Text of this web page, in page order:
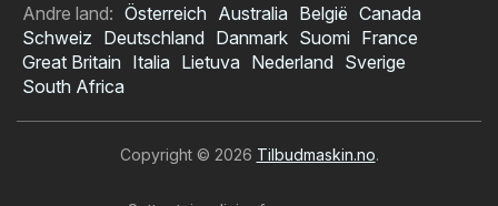
Andre land: Österreich Australia België Canada
Schweiz Deutschland Danmark Suomi France
Great Britain Italia Lietuva Nederland Sverige
South Africa
Copyright © 2026 Tilbudmaskin.no.